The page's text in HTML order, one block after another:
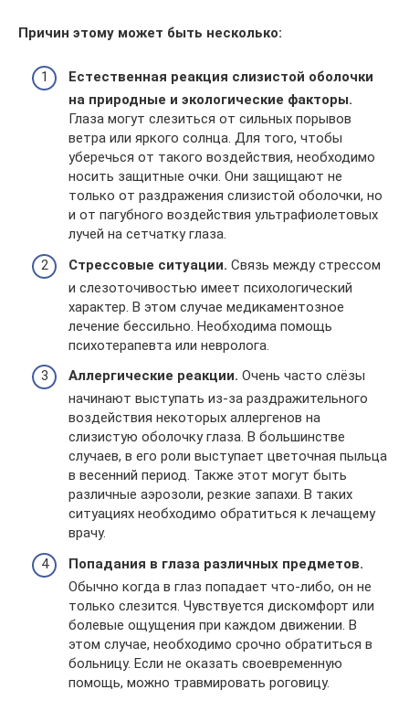
Причин этому может быть несколько:
Естественная реакция слизистой оболочки
на природные и экологические факторы.
Глаза могут слезиться от сильных порывов
ветра или яркого солнца. Для того, чтобы
уберечься от такого воздействия, необходимо
носить защитные очки. Они защищают не
только от раздражения слизистой оболочки, но
и от пагубного воздействия ультрафиолетовых
лучей на сетчатку глаза.
Стрессовые ситуации. Связь между стрессом
и слезоточивостью имеет психологический
характер. В этом случае медикаментозное
лечение бессильно. Необходима помощь
психотерапевта или невролога.
Аллергические реакции. Очень часто слёзы
начинают выступать из-за раздражительного
воздействия некоторых аллергенов на
слизистую оболочку глаза. В большинстве
случаев, в его роли выступает цветочная пыльца
в весенний период. Также этот могут быть
различные аэрозоли, резкие запахи. В таких
ситуациях необходимо обратиться к лечащему
врачу.
Попадания в глаза различных предметов.
Обычно когда в глаз попадает что-либо, он не
только слезится. Чувствуется дискомфорт или
болевые ощущения при каждом движении. В
этом случае, необходимо срочно обратиться в
больницу. Если не оказать своевременную
помощь, можно травмировать роговицу.